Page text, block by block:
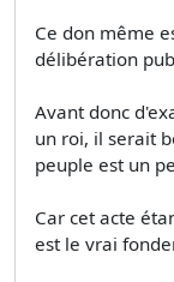
Ce don même
délibération
Avant donc
un roi, il serait
peuple est un
Car cet acte
est le vrai